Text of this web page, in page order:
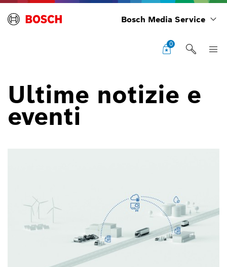
Bosch Media Service
0
Ultime notizie e
eventi